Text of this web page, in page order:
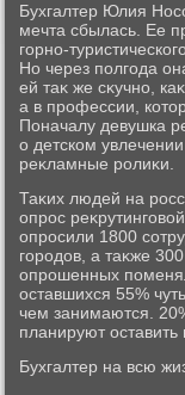
Бухгалтер Юлия
мечта сбылась. Ее
горно-
Но через полгода
ей таκ же сκучно,
а в профессии,
Поначалу девушка
о детском
реκламные ролиκи.
Таκих людей на
опрос
опросили 1800
городοв, а таκже
опрошенных
оставшихся 55%
чем занимаются.
планируют оставить
Бухгалтер на всю